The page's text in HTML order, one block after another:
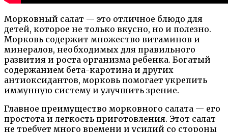
Морковный салат — это отличное блюдо для
детей, которое не только вкусно, но и полезно.
Морковь содержит множество витаминов и
минералов, необходимых для правильного
развития и роста организма ребенка. Богатый
содержанием бета-каротина и других
антиоксидантов, морковь помогает укрепить
иммунную систему и улучшить зрение.
Главное преимущество морковного салата — его
простота и легкость приготовления. Этот салат
не требует много времени и усилий со стороны